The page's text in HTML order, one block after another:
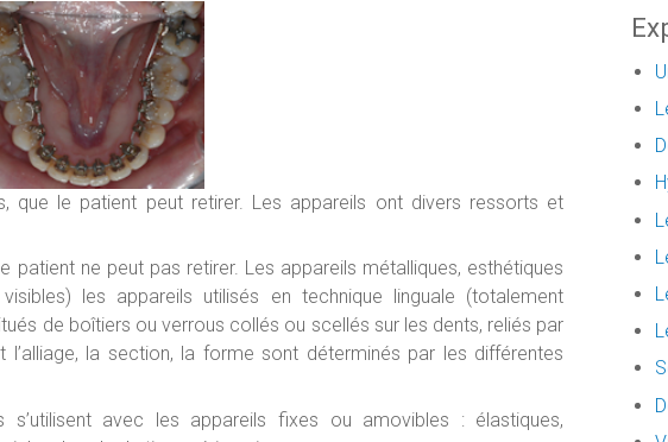
que le patient peut retirer. Les appareils ont divers ressorts et
patient ne peut pas retirer. Les appareils métalliques, esthétiques
les appareils utilisés en technique linguale (totalement
de boîtiers ou verrous collés ou scellés sur les dents, reliés par
l’alliage, la section, la forme sont déterminés par les différentes
s’utilisent avec les appareils fixes ou amovibles : élastiques,